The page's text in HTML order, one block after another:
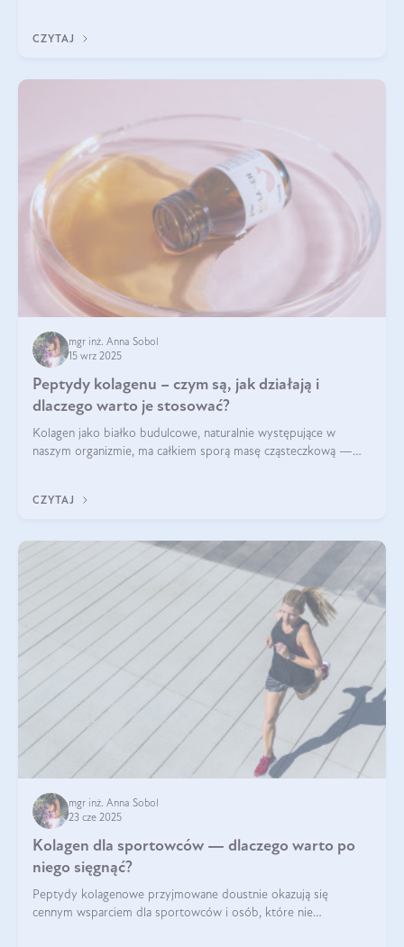
wysokiej jakości suplem
CZYTAJ
mgr inż. Anna Sobol
15 wrz 2025
Peptydy kolagenu – czym są, jak działają i
dlaczego warto je stosować?
Kolagen jako białko budulcowe, naturalnie występujące w
naszym organizmie, ma całkiem sporą masę cząsteczkową —
bardziej biodostępny
CZYTAJ
mgr inż. Anna Sobol
23 cze 2025
Kolagen dla sportowców — dlaczego warto po
niego sięgnąć?
Peptydy kolagenowe przyjmowane doustnie okazują się
cennym wsparciem dla sportowców i osób, które nie